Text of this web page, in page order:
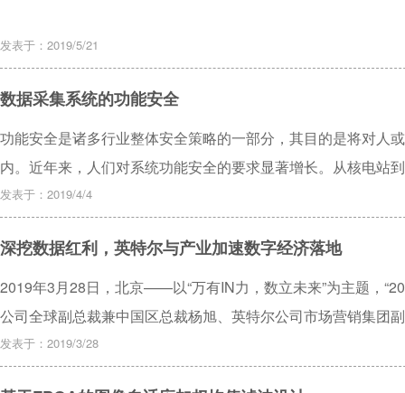
发表于：2019/5/21
数据采集系统的功能安全
功能安全是诸多行业整体安全策略的一部分，其目的是将对人
内。近年来，人们对系统功能安全的要求显著增长。从核电站
选择，也是其他应用的必备条件。例如，在传感领域，获取的
性，甚至可能致命，具体取决于系统和所涉及的风险级别。
发表于：2019/4/4
深挖数据红利，英特尔与产业加速数字经济落地
2019年3月28日，北京——以“万有IN力，数立未来”为主题，
公司全球副总裁兼中国区总裁杨旭、英特尔公司市场营销集团
院长宋继强发表演讲，阐述如何深挖数据红利以推动产业增值
调英特尔与产业伙伴共同加速数字经济落地。
发表于：2019/3/28